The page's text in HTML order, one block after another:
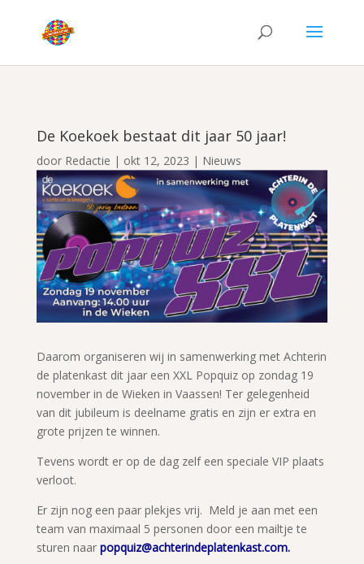
De Koekoek bestaat dit jaar 50 jaar!
door Redactie | okt 12, 2023 | Nieuws
Daarom organiseren wij in samenwerking met Achterin
de platenkast dit jaar een XXL Popquiz op zondag 19
november in de Wieken in Vaassen! Ter gelegenheid
van dit jubileum is deelname gratis en zijn er extra en
grote prijzen te winnen.
Tevens wordt er op de dag zelf een speciale VIP plaats
verloot.
Er zijn nog een paar plekjes vrij. Meld je aan met een
team van maximaal 5 personen door een mailtje te
sturen naarpopquiz@achterindeplatenkast.com.